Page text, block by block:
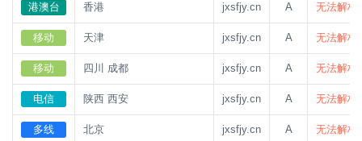
港澳台 香港 jxsfjy.cn A 无法解析
移动 天津 jxsfjy.cn A 无法解析
移动 四川 成都 jxsfjy.cn A 无法解析
电信 陕西 西安 jxsfjy.cn A 无法解析
多线 北京 jxsfjy.cn A 无法解析